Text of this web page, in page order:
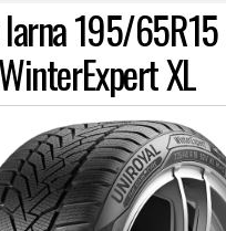
Iarna 195/
XL